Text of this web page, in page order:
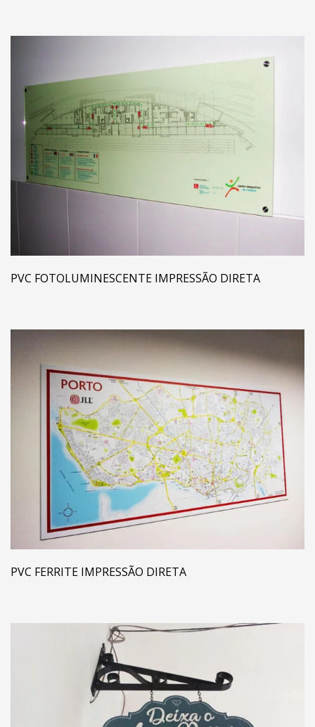
PVC FOTOLUMINESCENTE IMPRESSÃO DIRETA
PVC FERRITE IMPRESSÃO DIRETA